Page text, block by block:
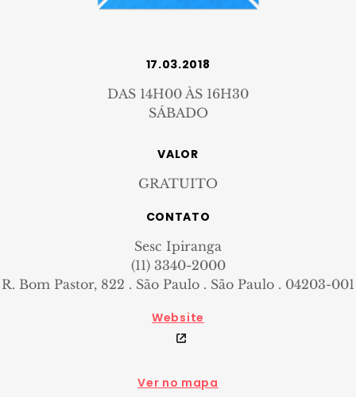
17.03.2018
DAS 14H00 ÀS 16H30
SÁBADO
VALOR
GRATUITO
CONTATO
Sesc Ipiranga
(11) 3340-2000
R. Bom Pastor, 822 . São Paulo . São Paulo . 04203-001
Website
Ver no mapa